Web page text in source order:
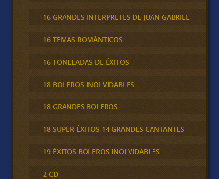
16 GRANDES INTERPRETES DE JUAN GABRIEL
16 TEMAS ROMÁNTICOS
16 TONELADAS DE ÉXITOS
18 BOLEROS INOLVIDABLES
18 GRANDES BOLEROS
18 SUPER ÉXITOS 14 GRANDES CANTANTES
19 ÉXITOS BOLEROS INOLVIDABLES
2 CD